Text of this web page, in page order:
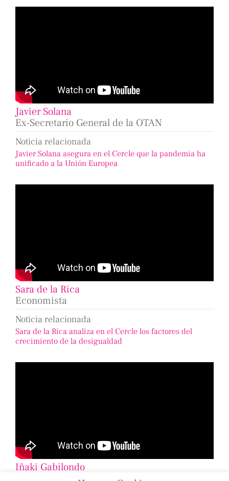
Javier Solana
Ex-Secretario General de la OTAN
Noticia relacionada
Javier Solana asegura en el Cercle que la pandemia ha
unificado a la Unión Europea
Sara de la Rica
Economista
Noticia relacionada
Sara de la Rica analiza en el Cercle los factores del
crecimiento de la desigualdad
Iñaki Gabilondo